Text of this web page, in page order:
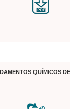
QUÍMICOS